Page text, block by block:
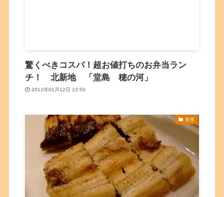
驚くべきコスパ！超お値打ちのお弁当ラン
チ！ 北新地 「堂島 穂の河」
2011年01月12日 13:50
割烹